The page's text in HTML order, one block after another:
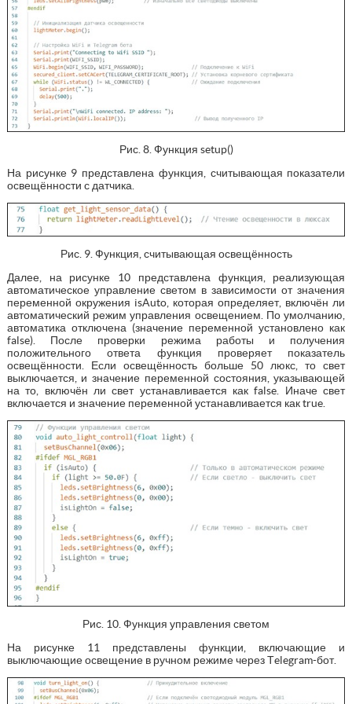
Рис. 8. Функция setup()
На рисунке 9 представлена функция, считывающая показатели
освещённости с датчика.
Рис. 9. Функция, считывающая освещённость
Далее, на рисунке 10 представлена функция, реализующая
автоматическое управление светом в зависимости от значения
переменной окружения isAuto, которая определяет, включён ли
автоматический режим управления освещением. По умолчанию,
автоматика отключена (значение переменной установлено как
false). После проверки режима работы и получения
положительного ответа функция проверяет показатель
освещённости. Если освещённость больше 50 люкс, то свет
выключается, и значение переменной состояния, указывающей
на то, включён ли свет устанавливается как false. Иначе свет
включается и значение переменной устанавливается как true.
Рис. 10. Функция управления светом
На рисунке 11 представлены функции, включающие и
выключающие освещение в ручном режиме через Тelegram-бот.